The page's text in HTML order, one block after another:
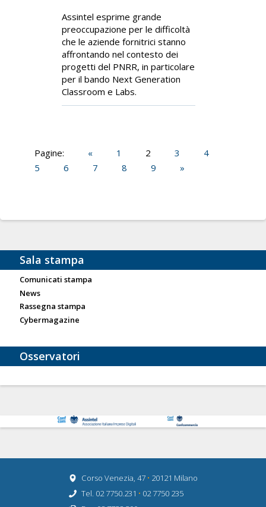
Assintel esprime grande
preoccupazione per le difficoltà
che le aziende fornitrici stanno
affrontando nel contesto dei
progetti del PNRR, in particolare
per il bando Next Generation
Classroom e Labs.
Pagine: « 1 2 3
4
5
6 7 8 9 »
Sala stampa
Comunicati stampa
News
Rassegna stampa
Cybermagazine
Osservatori
Corso Venezia, 47 • 20121 Milano
Tel. 02 7750.231 • 02 7750 235